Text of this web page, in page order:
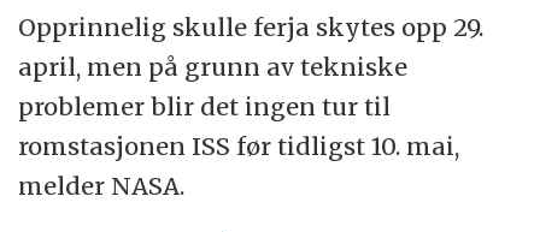
Opprinnelig skulle ferja skytes opp 29.
april, men på grunn av tekniske
problemer blir det ingen tur til
romstasjonen ISS før tidligst 10. mai,
melder NASA.